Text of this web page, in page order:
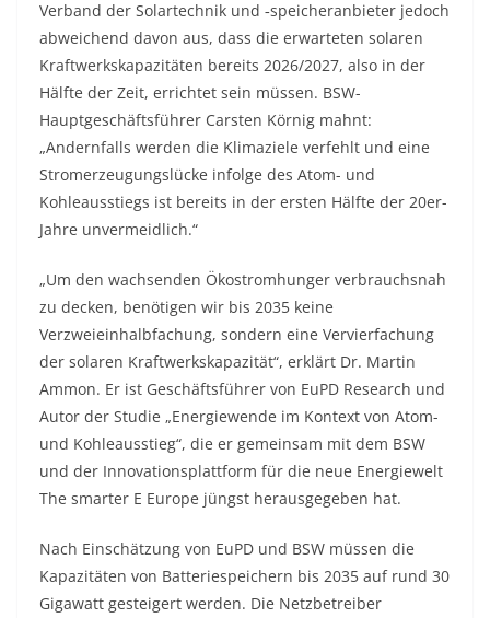
Verband der Solartechnik und ‑speicheranbieter jedoch
abweichend davon aus, dass die erwarteten solaren
Kraftwerkskapazitäten bereits 2026/2027, also in der
Hälfte der Zeit, errichtet sein müssen. BSW-
Hauptgeschäftsführer Carsten Körnig mahnt:
„Andernfalls werden die Klimaziele verfehlt und eine
Stromerzeugungslücke infolge des Atom- und
Kohleausstiegs ist bereits in der ersten Hälfte der 20er-
Jahre unvermeidlich.“
„Um den wachsenden Ökostromhunger verbrauchsnah
zu decken, benötigen wir bis 2035 keine
Verzweieinhalbfachung, sondern eine Vervierfachung
der solaren Kraftwerkskapazität“, erklärt Dr. Martin
Ammon. Er ist Geschäftsführer von EuPD Research und
Autor der Studie „Energiewende im Kontext von Atom-
und Kohleausstieg“, die er gemeinsam mit dem BSW
und der Innovationsplattform für die neue Energiewelt
The smarter E Europe jüngst herausgegeben hat.
Nach Einschätzung von EuPD und BSW müssen die
Kapazitäten von Batteriespeichern bis 2035 auf rund 30
Gigawatt gesteigert werden. Die Netzbetreiber